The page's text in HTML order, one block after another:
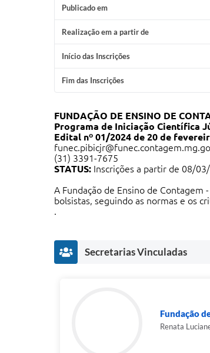
Publicado em
Realização em a partir de
Início das Inscrições
Fim das Inscrições
FUNDAÇÃO DE ENSINO DE
Programa de Iniciação Científica
Edital nº 01/2024 de 20 de
(31) 3391-7675
STATUS: Inscrições a partir de 08/
A Fundação de Ensino de
bolsistas, seguindo as normas e os
.
Secretarias Vinculadas
Fundação
Renata